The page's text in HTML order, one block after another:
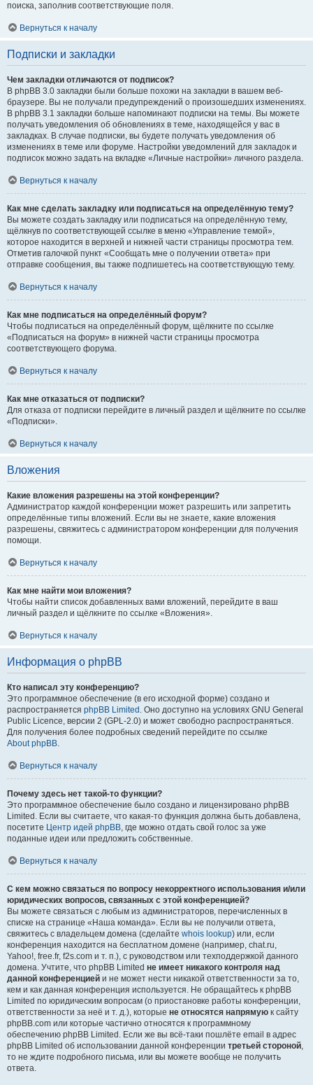
поиска, заполнив соответствующие поля.
Вернуться к началу
Подписки и закладки
Чем закладки отличаются от подписок?
В phpBB 3.0 закладки были больше похожи на закладки в вашем веб-
браузере. Вы не получали предупреждений о произошедших изменениях.
В phpBB 3.1 закладки больше напоминают подписки на темы. Вы можете
получать уведомления об обновлениях в теме, находящейся у вас в
закладках. В случае подписки, вы будете получать уведомления об
изменениях в теме или форуме. Настройки уведомлений для закладок и
подписок можно задать на вкладке «Личные настройки» личного раздела.
Вернуться к началу
Как мне сделать закладку или подписаться на определённую тему?
Вы можете создать закладку или подписаться на определённую тему,
щёлкнув по соответствующей ссылке в меню «Управление темой»,
которое находится в верхней и нижней части страницы просмотра тем.
Отметив галочкой пункт «Сообщать мне о получении ответа» при
отправке сообщения, вы также подпишетесь на соответствующую тему.
Вернуться к началу
Как мне подписаться на определённый форум?
Чтобы подписаться на определённый форум, щёлкните по ссылке
«Подписаться на форум» в нижней части страницы просмотра
соответствующего форума.
Вернуться к началу
Как мне отказаться от подписки?
Для отказа от подписки перейдите в личный раздел и щёлкните по ссылке
«Подписки».
Вернуться к началу
Вложения
Какие вложения разрешены на этой конференции?
Администратор каждой конференции может разрешить или запретить
определённые типы вложений. Если вы не знаете, какие вложения
разрешены, свяжитесь с администратором конференции для получения
помощи.
Вернуться к началу
Как мне найти мои вложения?
Чтобы найти список добавленных вами вложений, перейдите в ваш
личный раздел и щёлкните по ссылке «Вложения».
Вернуться к началу
Информация о phpBB
Кто написал эту конференцию?
Это программное обеспечение (в его исходной форме) создано и
распространяется phpBB Limited . Оно доступно на условиях GNU General
Public Licence, версии 2 (GPL-2.0) и может свободно распространяться.
Для получения более подробных сведений перейдите по ссылке
About phpBB.
Вернуться к началу
Почему здесь нет такой-то функции?
Это программное обеспечение было создано и лицензировано phpBB
Limited. Если вы считаете, что какая-то функция должна быть добавлена,
посетите Центр идей phpBB, где можно отдать свой голос за уже
поданные идеи или предложить собственные.
Вернуться к началу
С кем можно связаться по вопросу некорректного использования и/или
юридических вопросов, связанных с этой конференцией?
Вы можете связаться с любым из администраторов, перечисленных в
списке на странице «Наша команда». Если вы не получили ответа,
свяжитесь с владельцем домена (сделайте whois lookup) или, если
конференция находится на бесплатном домене (например, chat.ru,
Yahoo!, free.fr, f2s.com и т. п.), с руководством или техподдержкой данного
домена. Учтите, что phpBB Limited не имеет никакого контроля над
данной конференцией и не может нести никакой ответственности за то,
кем и как данная конференция используется. Не обращайтесь к phpBB
Limited по юридическим вопросам (о приостановке работы конференции,
ответственности за неё и т. д.), которые не относятся напрямую к сайту
phpBB.com или которые частично относятся к программному
обеспечению phpBB Limited. Если же вы всё-таки пошлёте email в адрес
phpBB Limited об использовании данной конференции третьей стороной,
то не ждите подробного письма, или вы можете вообще не получить
ответа.